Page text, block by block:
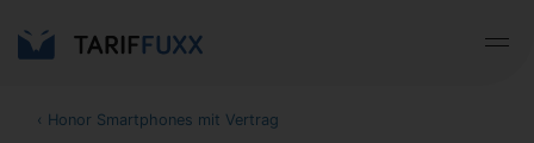
‹ Honor Smartphones mit Vertrag